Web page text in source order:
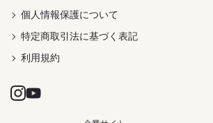
個人情報保護について
特定商取引法に基づく表記
利用規約